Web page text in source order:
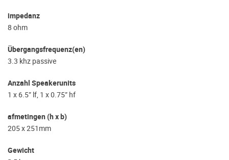
impedanz
8 ohm
Übergangsfrequenz(en)
3.3 khz passive
Anzahl Speakerunits
1 x 6.5” lf, 1 x 0.75” hf
afmetingen (h x b)
205 x 251mm
Gewicht